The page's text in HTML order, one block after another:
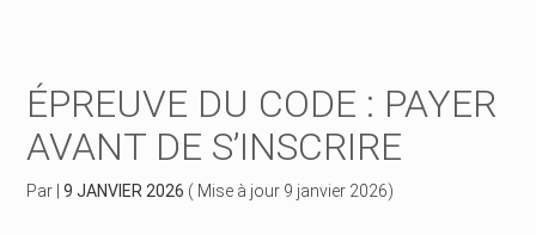
Développer votre entreprise
Gérer vos ressources humaines
ÉPREUVE DU CODE : PAYER
AVANT DE S’INSCRIRE
Par |9 JANVIER 2026 ( Mise à jour 9 janvier 2026)